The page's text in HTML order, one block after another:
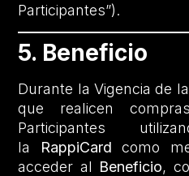
Participantes”).
5. Beneficio
Durante la Vigencia de
que realicen
Participantes
la
RappiCard como
acceder al Beneficio,